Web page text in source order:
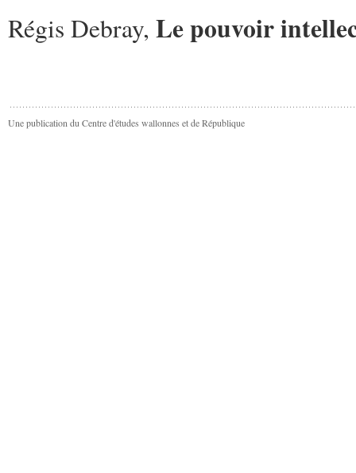
Régis Debray, Le pouvoir
Une publication du Centre d'études wallonnes et de République